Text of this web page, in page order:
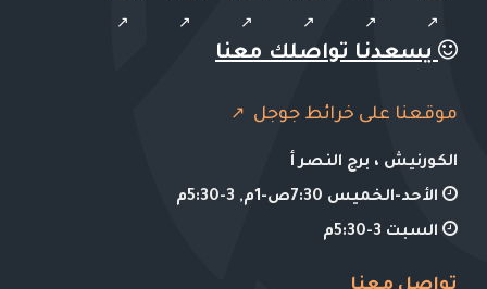
يسعدنا تواصلك معنا
موقعنا على خرائط جوجل
الكورنيش ، برج النصر أ
الأحد-الخميس 7:30ص-1م, 3-5:30م
السبت 3-5:30م